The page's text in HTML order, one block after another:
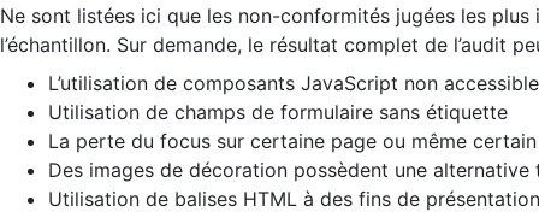
Ne sont listées ici que les non-conformités jugées les
l’échantillon. Sur demande, le résultat complet de l’audit
L’utilisation de composants JavaScript non
Utilisation de champs de formulaire sans étiquette
La perte du focus sur certaine page ou même
Des images de décoration possèdent une alternative
Utilisation de balises HTML à des fins de